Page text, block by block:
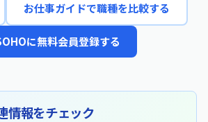
お仕事ガイドで職種を比較する
に無料会員登録する
情報をチェック